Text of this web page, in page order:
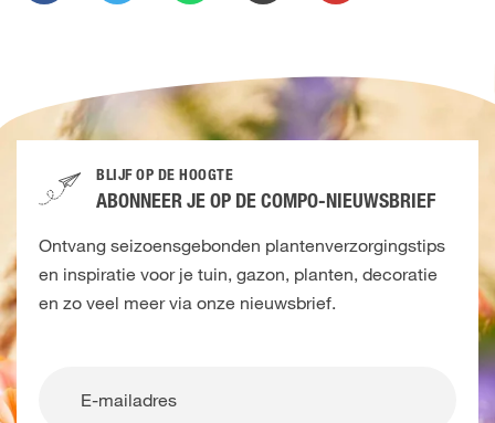
BLIJF OP DE HOOGTE
ABONNEER JE OP DE COMPO-NIEUWSBRIEF
Ontvang seizoensgebonden plantenverzorgingstips
en inspiratie voor je tuin, gazon, planten, decoratie
en zo veel meer via onze nieuwsbrief.